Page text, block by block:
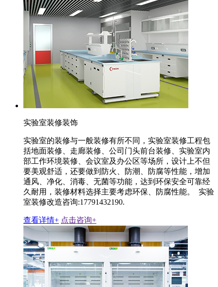
实验室装修装饰
实验室的装修与一般装修有所不同，实验室装修工程包
括地面装修、走廊装修、公司门头前台装修、实验室内
部工作环境装修、会议室及办公区等场所，设计上不但
要美观舒适，还要做到防火、防潮、防腐等性能，增加
通风、净化、消毒、无菌等功能，达到环保安全可靠经
久耐用，装修材料选择主要考虑环保、防腐性能。 实验
室装修改造咨询:17791432190.
查看详情+ 点击咨询+